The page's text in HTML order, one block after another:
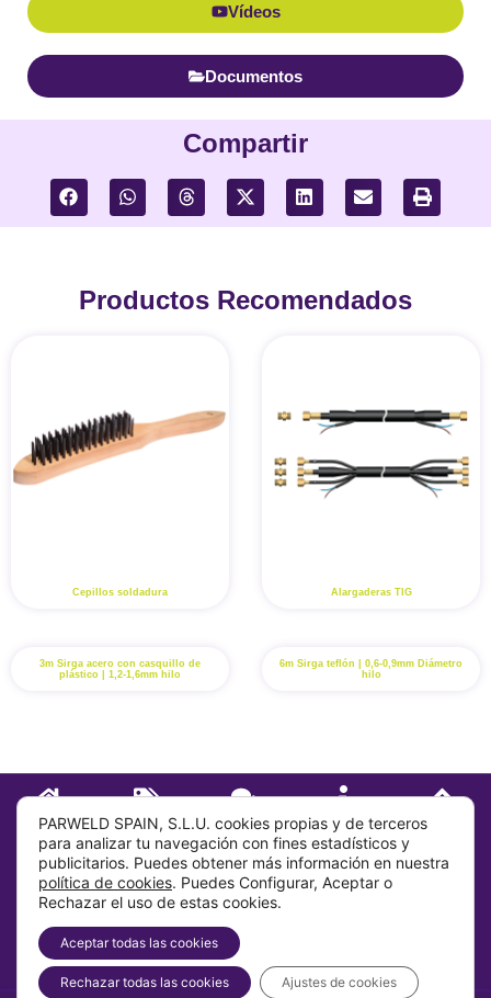
Vídeos
Documentos
Compartir
Productos Recomendados
Cepillos soldadura Alargaderas TIG
3m Sirga acero con casquillo de
plástico | 1,2-1,6mm hilo
6m Sirga teflón | 0,6-0,9mm Diámetro
hilo
INICIO TIENDA CONTACTO SOBRE
Sobre
Info
Dirección
PARWELD SPAIN, S.L.U. cookies propias y de terceros
para analizar tu navegación con fines estadísticos y
publicitarios. Puedes obtener más información en nuestra
política de cookies. Puedes Configurar, Aceptar o
Rechazar el uso de estas cookies.
Aceptar todas las cookies
Rechazar todas las cookies Ajustes de cookies